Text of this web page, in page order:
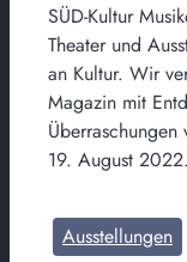
SÜD-Kultur
Theater und
an Kultur. Wir
Magazin mit
19. August 2022.
Ausstellungen